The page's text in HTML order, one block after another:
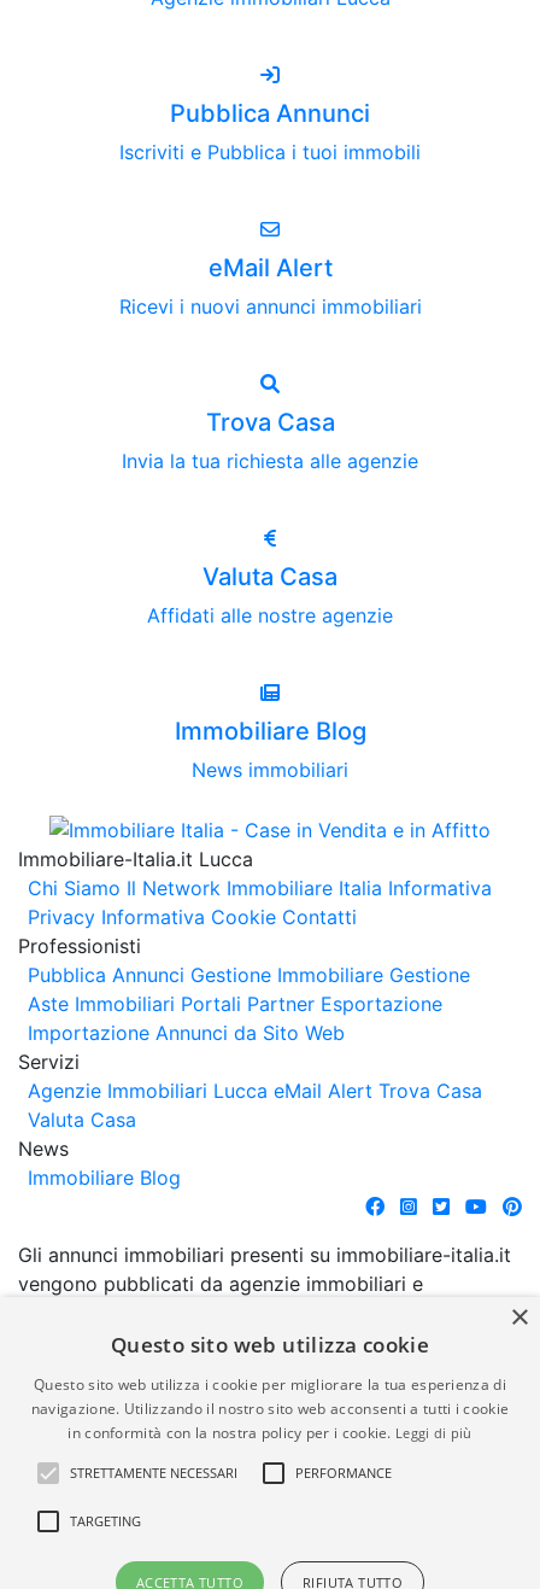
Pubblica Annunci
Iscriviti e Pubblica i tuoi immobili
eMail Alert
Ricevi i nuovi annunci immobiliari
Trova Casa
Invia la tua richiesta alle agenzie
Valuta Casa
Affidati alle nostre agenzie
Immobiliare Blog
News immobiliari
Immobiliare-Italia.it Lucca
Chi Siamo Il Network Immobiliare Italia Informativa
Privacy Informativa Cookie Contatti
Professionisti
Pubblica Annunci Gestione Immobiliare Gestione
Aste Immobiliari Portali Partner Esportazione
Importazione Annunci da Sito Web
Servizi
Agenzie Immobiliari Lucca eMail Alert Trova Casa
Valuta Casa
News
Immobiliare Blog
Gli annunci immobiliari presenti su immobiliare-italia.it
vengono pubblicati da agenzie immobiliari e
comporta l'approvazione o l'avallo da parte di
garanzia da parte di quest'ultima. immobiliare-italia.it
quindi non è responsabile della veridicità, della
correttezza, della completezza, della normativa in
materia di privacy e/o di alcun altro aspetto dei
suddetti annunci.
© Copyright 2007 - 2026
Powered by
×
Questo sito web utilizza cookie
Questo sito web utilizza i cookie per migliorare la tua esperienza di
navigazione. Utilizzando il nostro sito web acconsenti a tutti i cookie
in conformità con la nostra policy per i cookie. Leggi di più
STRETTAMENTE NECESSARI PERFORMANCE
TARGETING
ACCETTA TUTTO RIFIUTA TUTTO